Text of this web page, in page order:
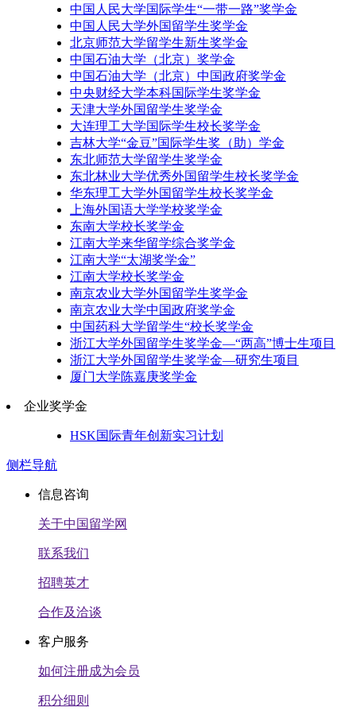
中国人民大学国际学生“一带一路”奖学金
中国人民大学外国留学生奖学金
北京师范大学留学生新生奖学金
中国石油大学（北京）奖学金
中国石油大学（北京）中国政府奖学金
中央财经大学本科国际学生奖学金
天津大学外国留学生奖学金
大连理工大学国际学生校长奖学金
吉林大学“金豆”国际学生奖（助）学金
东北师范大学留学生奖学金
东北林业大学优秀外国留学生校长奖学金
华东理工大学外国留学生校长奖学金
上海外国语大学学校奖学金
东南大学校长奖学金
江南大学来华留学综合奖学金
江南大学“太湖奖学金”
江南大学校长奖学金
南京农业大学外国留学生奖学金
南京农业大学中国政府奖学金
中国药科大学留学生“校长奖学金
浙江大学外国留学生奖学金—“两高”博士生项目
浙江大学外国留学生奖学金—研究生项目
厦门大学陈嘉庚奖学金
企业奖学金
HSK国际青年创新实习计划
侧栏导航
信息咨询
关于中国留学网
联系我们
招聘英才
合作及洽谈
客户服务
如何注册成为会员
积分细则